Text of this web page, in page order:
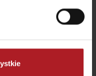
E Bike Liptov – wynajem